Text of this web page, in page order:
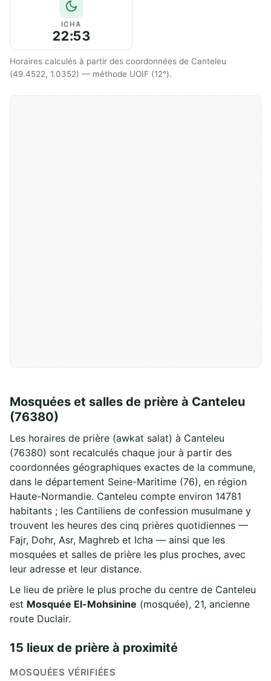
ICHA
22:53
Horaires calculés à partir des coordonnées de Canteleu
(49.4522, 1.0352) — méthode UOIF (12°).
Mosquées et salles de prière à Canteleu
(76380)
Les horaires de prière (awkat salat) à Canteleu
(76380) sont recalculés chaque jour à partir des
coordonnées géographiques exactes de la commune,
dans le département Seine-Maritime (76), en région
Haute-Normandie. Canteleu compte environ 14781
habitants ; les Cantiliens de confession musulmane y
trouvent les heures des cinq prières quotidiennes —
Fajr, Dohr, Asr, Maghreb et Icha — ainsi que les
mosquées et salles de prière les plus proches, avec
leur adresse et leur distance.
Le lieu de prière le plus proche du centre de Canteleu
est Mosquée El-Mohsinine (mosquée), 21, ancienne
route Duclair.
15 lieux de prière à proximité
MOSQUÉES VÉRIFIÉES